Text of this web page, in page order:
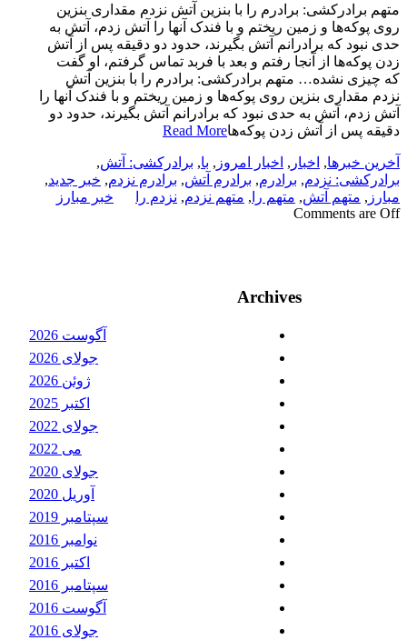
متهم برادرکشی: برادرم را با بنزین آتش نزدم مقداری بنزین
روی پوکه‌ها و زمین ریختم و با فندک آنها را آتش زدم، آتش به
حدی نبود که برادرانم آتش بگیرند، حدود دو دقیقه پس از آتش
زدن پوکه‌ها از آنجا رفتم و بعد با فربد تماس گرفتم، او گفت
که چیزی نشده… متهم برادرکشی: برادرم را با بنزین آتش
نزدم مقداری بنزین روی پوکه‌ها و زمین ریختم و با فندک آنها را
آتش زدم، آتش به حدی نبود که برادرانم آتش بگیرند، حدود دو
دقیقه پس از آتش زدن پوکه‌هاRead More
آخرین خبرها,اخبار, اخبار امروز, با ,برادرکشی: آتش
برادرکشی: نزدم,برادرم,برادرم آتش ,برادرم نزدم,خبر جدید,
مبارز , متهم آتش ,متهم را متهم نزدم,نزدم را
خبر مبارز
Comments are Off
Archives
آگوست 2026
جولای 2026
ژوئن 2026
اکتبر 2025
جولای 2022
می 2022
جولای 2020
آوریل 2020
سپتامبر 2019
نوامبر 2016
اکتبر 2016
سپتامبر 2016
آگوست 2016
جولای 2016